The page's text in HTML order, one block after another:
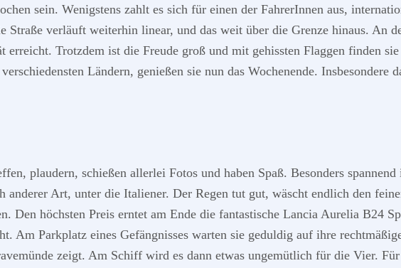
sein. Wenigstens zahlt es sich für einen der FahrerInnen aus,
verläuft weiterhin linear, und das weit über die Grenze hinaus. An
Trotzdem ist die Freude groß und mit gehissten Flaggen finden
Ländern, genießen sie nun das Wochenende. Insbesondere
plaudern, schießen allerlei Fotos und haben Spaß. Besonders
anderer Art, unter die Italiener. Der Regen tut gut, wäscht endlich den
Den höchsten Preis erntet am Ende die fantastische Lancia Aurelia B24
Parkplatz eines Gefängnisses warten sie geduldig auf ihre
zeigt. Am Schiff wird es dann etwas ungemütlich für die Vier. Für